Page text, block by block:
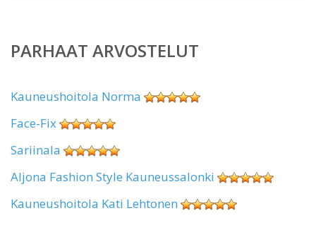
PARHAAT ARVOSTELUT
Kauneushoitola Norma
Face-Fix
Sariinala
Aljona Fashion Style Kauneussalonki
Kauneushoitola Kati Lehtonen